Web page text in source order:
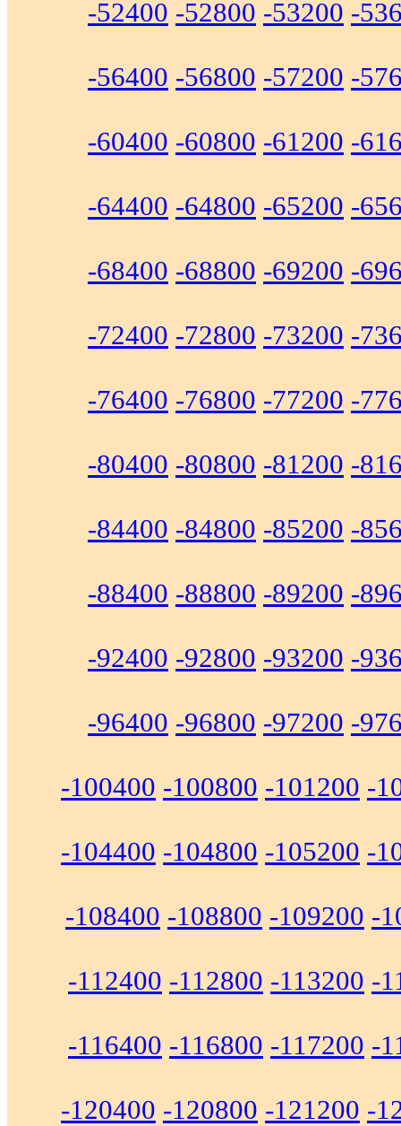
-52400 -52800 -53200 -
-56400 -56800 -57200 -
-60400 -60800 -61200 -
-64400 -64800 -65200 -
-68400 -68800 -69200 -
-72400 -72800 -73200 -
-76400 -76800 -77200 -
-80400 -80800 -81200 -
-84400 -84800 -85200 -
-88400 -88800 -89200 -
-92400 -92800 -93200 -
-96400 -96800 -97200 -
-100400 -100800 -101200 -
-104400 -104800 -105200 -
-108400 -108800 -109200 -
-112400 -112800 -113200 -
-116400 -116800 -117200 -
-120400 -120800 -121200 -